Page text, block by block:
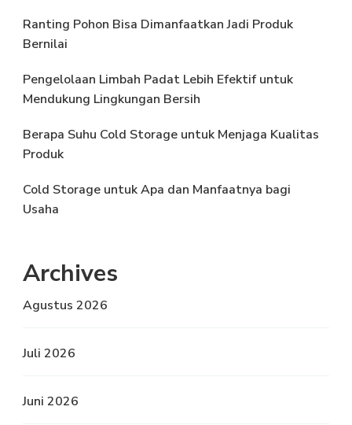
Ranting Pohon Bisa Dimanfaatkan Jadi Produk
Bernilai
Pengelolaan Limbah Padat Lebih Efektif untuk
Mendukung Lingkungan Bersih
Berapa Suhu Cold Storage untuk Menjaga Kualitas
Produk
Cold Storage untuk Apa dan Manfaatnya bagi
Usaha
Archives
Agustus 2026
Juli 2026
Juni 2026